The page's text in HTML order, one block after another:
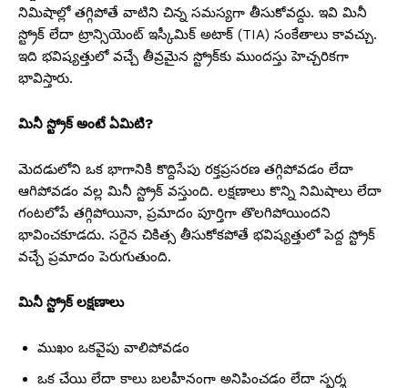
నిమిషాల్లో తగ్గిపోతే వాటిని చిన్న సమస్యగా తీసుకోవద్దు. ఇవి మినీ
స్ట్రోక్ లేదా ట్రాన్సియెంట్ ఇస్కీమిక్ అటాక్ (TIA) సంకేతాలు కావచ్చు.
ఇది భవిష్యత్తులో వచ్చే తీవ్రమైన స్ట్రోక్‌కు ముందస్తు హెచ్చరికగా
భావిస్తారు.
మినీ స్ట్రోక్ అంటే ఏమిటి?
మెదడులోని ఒక భాగానికి కొద్దిసేపు రక్తప్రసరణ తగ్గిపోవడం లేదా
ఆగిపోవడం వల్ల మినీ స్ట్రోక్ వస్తుంది. లక్షణాలు కొన్ని నిమిషాలు లేదా
గంటలోపే తగ్గిపోయినా, ప్రమాదం పూర్తిగా తొలగిపోయిందని
భావించకూడదు. సరైన చికిత్స తీసుకోకపోతే భవిష్యత్తులో పెద్ద స్ట్రోక్
వచ్చే ప్రమాదం పెరుగుతుంది.
మినీ స్ట్రోక్ లక్షణాలు
ముఖం ఒకవైపు వాలిపోవడం
ఒక చేయి లేదా కాలు బలహీనంగా అనిపించడం లేదా స్పర్శ